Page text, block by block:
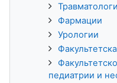
Фармации
Урологии
педиатрии и